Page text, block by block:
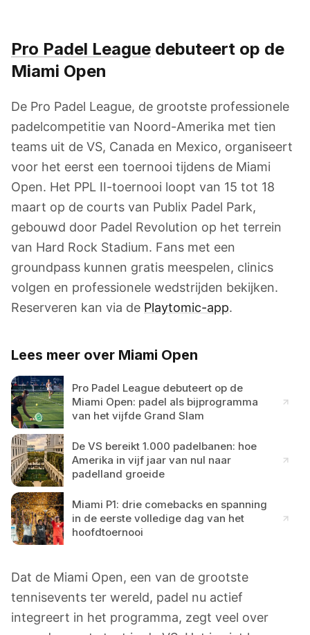
Pro Padel League debuteert op de
Miami Open
De Pro Padel League, de grootste professionele
padelcompetitie van Noord-Amerika met tien
teams uit de VS, Canada en Mexico, organiseert
voor het eerst een toernooi tijdens de Miami
Open. Het PPL II-toernooi loopt van 15 tot 18
maart op de courts van Publix Padel Park,
gebouwd door Padel Revolution op het terrein
van Hard Rock Stadium. Fans met een
groundpass kunnen gratis meespelen, clinics
volgen en professionele wedstrijden bekijken.
Reserveren kan via de Playtomic-app.
Lees meer over Miami Open
Pro Padel League debuteert op de
Miami Open: padel als bijprogramma
van het vijfde Grand Slam
De VS bereikt 1.000 padelbanen: hoe
Amerika in vijf jaar van nul naar
padelland groeide
Miami P1: drie comebacks en spanning
in de eerste volledige dag van het
hoofdtoernooi
Dat de Miami Open, een van de grootste
tennisevents ter wereld, padel nu actief
integreert in het programma, zegt veel over